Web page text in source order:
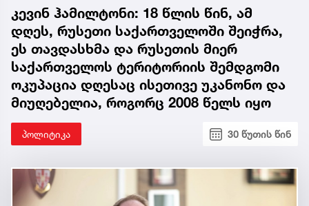
კევინ ჰამილტონი: 18 წლის წინ, ამ
დღეს, რუსეთი საქართველოში შეიჭრა,
ეს თავდასხმა და რუსეთის მიერ
საქართველოს ტერიტორიის შემდგომი
ოკუპაცია დღესაც ისეთივე უკანონო და
მიუღებელია, როგორც 2008 წელს იყო
პოლიტიკა 30 წუთის წინ